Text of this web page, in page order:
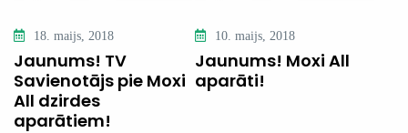
18. maijs, 2018
Jaunums! TV
Savienotājs pie Moxi
All dzirdes
aparātiem!
10. maijs, 2018
Jaunums! Moxi All
aparāti!